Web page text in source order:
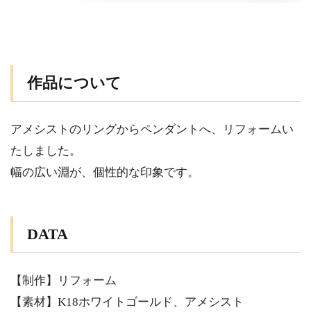
作品について
アメシストのリングからペンダントへ、リフォームい
たしました。
幅の広い淵が、個性的な印象です。
DATA
【制作】リフォーム
【素材】K18ホワイトゴールド、アメシスト